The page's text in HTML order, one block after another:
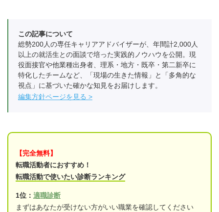
この記事について
総勢200人の専任キャリアアドバイザーが、年間計2,000人
以上の就活生との面談で培った実践的ノウハウを公開。現
役面接官や他業種出身者、理系・地方・既卒・第二新卒に
特化したチームなど、「現場の生きた情報」と「多角的な
視点」に基づいた確かな知見をお届けします。
編集方針ページを見る
【完全無料】
転職活動者におすすめ！
転職活動で使いたい診断ランキング
1位： 適職診断
まずはあなたが受けない方がいい職業を確認してください